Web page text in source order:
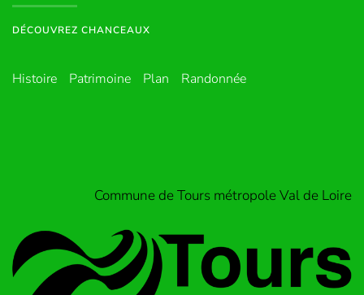
DÉCOUVREZ CHANCEAUX
Histoire Patrimoine Plan Randonnée
Commune de Tours métropole Val de Loire